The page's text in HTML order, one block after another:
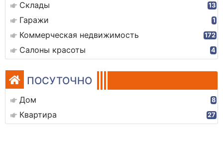
Склады 13
Гаражи 1
Коммерческая недвижимость 172
Салоны красоты 4
ПОСУТОЧНО
Дом 8
Квартира 27